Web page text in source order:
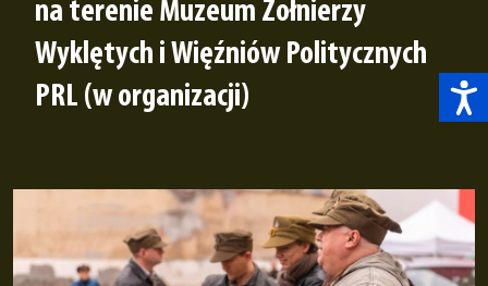
na terenie Muzeum Żołnierzy
Wyklętych i Więźniów Politycznych
PRL (w organizacji)